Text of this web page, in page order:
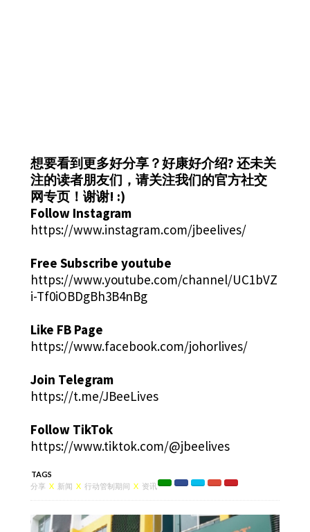
想要看到更多好分享？好康好介绍? 还未关
注的读者朋友们，请关注我们的官方社交
网专页！谢谢! :)
Follow Instagram
https://www.instagram.com/jbeelives/
Free Subscribe youtube
https://www.youtube.com/channel/UC1bVZ
i-Tf0iOBDgBh3B4nBg
Like FB Page
https://www.facebook.com/johorlives/
Join Telegram
https://t.me/JBeeLives
Follow TikTok
https://www.tiktok.com/@jbeelives
TAGS
分享 X 新闻 X 行动管制期间 X 资讯